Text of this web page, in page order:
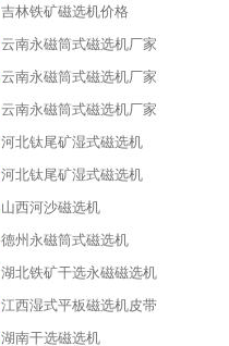
吉林铁矿磁选机价格
云南永磁筒式磁选机厂家
云南永磁筒式磁选机厂家
云南永磁筒式磁选机厂家
河北钛尾矿湿式磁选机
河北钛尾矿湿式磁选机
山西河沙磁选机
德州永磁筒式磁选机
湖北铁矿干选永磁磁选机
江西湿式平板磁选机皮带
湖南干选磁选机